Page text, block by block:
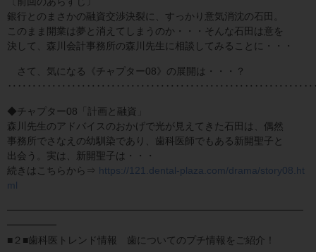
銀行とのまさかの融資交渉決裂に、すっかり意気消沈の石田。
このまま開業は夢と消えてしまうのか・・・そんな石田は意を
決して、森川会計事務所の森川先生に相談してみることに・・・
さて、気になる《チャプター08》の展開は・・・？
◆チャプター08「計画と融資」
森川先生のアドバイスのおかげで光が見えてきた石田は、偶然
事務所でさなえの幼馴染であり、歯科医師でもある新開聖子と
出会う。実は、新開聖子は・・・
続きはこちらから⇒ https://121.dental-plaza.com/drama/story08.ht
ml
━━━━━━━━━━━━━━━━━━━━━━━━━━━━━━
━━━━━
■２■歯科医トレンド情報 歯についてのプチ情報をご紹介！